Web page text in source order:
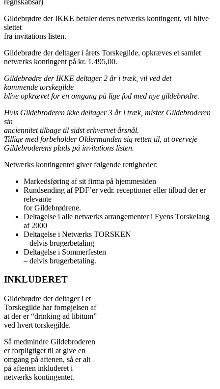
Gildebrødre der IKKE betaler deres netværks kontingent, vil blive
slettet
fra invitations listen.
Gildebrødre der deltager i årets Torskegilde, opkræves et samlet
netværks kontingent på kr. 1.495,00.
Gildebrødre der IKKE deltager 2 år i træk, vil ved det
kommende torskegilde
blive opkrævet for en omgang på lige fod med nye gildebrødre.
Hvis Gildebroderen ikke deltager 3 år i træk, mister Gildebroderen
sin
anciennitet tilbage til sidst erhvervet årsnål.
Tillige med forbeholder Oldermanden sig retten til, at overveje
Gildebroderens plads på invitations listen.
Netværks kontingentet giver følgende rettigheder:
Markedsføring af sit firma på hjemmesiden
Rundsending af PDF’er vedr. receptioner eller tilbud der er
relevante
for Gildebrødrene.
Deltagelse i alle netværks arrangementer i Fyens Torskelaug
af 2000
Deltagelse i Netværks TORSKEN
– delvis brugerbetaling
Deltagelse i Sommerfesten
– delvis brugerbetaling.
INKLUDERET
Gildebrødre der deltager i et
Torskegilde har fornøjelsen af
at der er “drinking ad libitum”
ved hvert torskegilde.
Så medmindre Gildebroderen
er forpligtiget til at give en
omgang på aftenen, så er alt
på aftenen inkluderet i
netværks kontingentet.